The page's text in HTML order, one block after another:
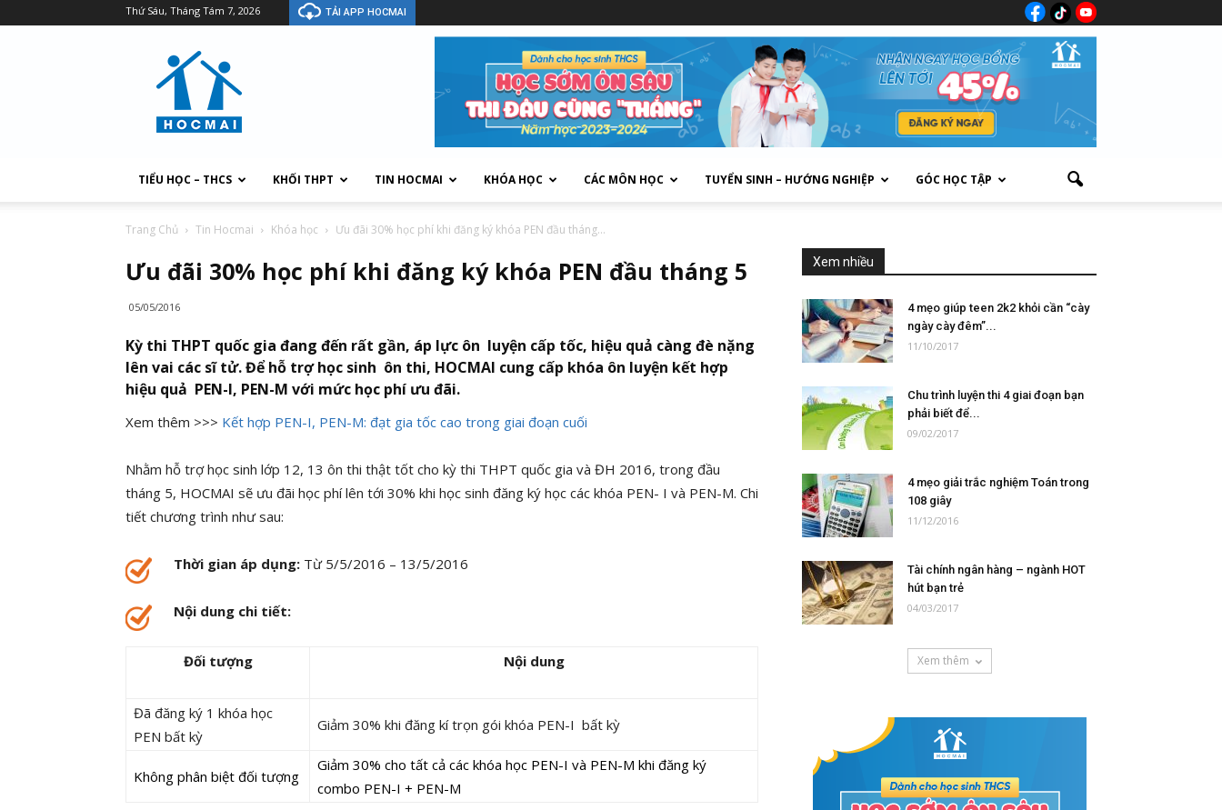
Thứ Sáu, Tháng Tám 7, 2026 TẢI APP HOCMAI
TIỂU HỌC – THCS KHỐI THPT TIN HOCMAI KHÓA HỌC CÁC MÔN HỌC TUYỂN SINH – HƯỚNG NGHIỆP GÓC HỌC TẬP
Trang Chủ Tin Hocmai Khóa học Ưu đãi 30% học phí khi đăng ký khóa PEN đầu tháng...
Ưu đãi 30% học phí khi đăng ký khóa PEN đầu tháng 5
05/05/2016
Kỳ thi THPT quốc gia đang đến rất gần, áp lực ôn luyện cấp tốc, hiệu quả càng đè nặng
lên vai các sĩ tử. Để hỗ trợ học sinh ôn thi, HOCMAI cung cấp khóa ôn luyện kết hợp
hiệu quả PEN-I, PEN-M với mức học phí ưu đãi.
Xem thêm >>> Kết hợp PEN-I, PEN-M: đạt gia tốc cao trong giai đoạn cuối
Nhằm hỗ trợ học sinh lớp 12, 13 ôn thi thật tốt cho kỳ thi THPT quốc gia và ĐH 2016, trong đầu
tháng 5, HOCMAI sẽ ưu đãi học phí lên tới 30% khi học sinh đăng ký học các khóa PEN- I và PEN-M. Chi
tiết chương trình như sau:
Thời gian áp dụng: Từ 5/5/2016 – 13/5/2016
Nội dung chi tiết:
Đối tượng Nội dung
Đã đăng ký 1 khóa học
PEN bất kỳ
Giảm 30% khi đăng kí trọn gói khóa PEN-I bất kỳ
Không phân biệt đối tượng
Giảm 30% cho tất cả các khóa học PEN-I và PEN-M khi đăng ký
combo PEN-I + PEN-M
Xem nhiều
4 mẹo giúp teen 2k2 khỏi cần “cày
ngày cày đêm”...
11/10/2017
Chu trình luyện thi 4 giai đoạn bạn
phải biết để...
09/02/2017
4 mẹo giải trắc nghiệm Toán trong
108 giây
11/12/2016
Tài chính ngân hàng – ngành HOT
hút bạn trẻ
04/03/2017
Xem thêm